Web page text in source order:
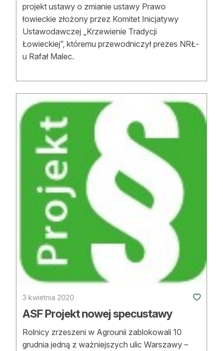
projekt ustawy o zmianie ustawy Prawo
łowieckie złożony przez Komitet Inicjatywy
Ustawodawczej „Krzewienie Tradycji
Łowieckiej”, któremu przewodniczył prezes NRŁ-
u Rafał Malec.
3 kwietnia 2020
ASF Projekt nowej specustawy
Rolnicy zrzeszeni w Agrounii zablokowali 10
grudnia jedną z ważniejszych ulic Warszawy –